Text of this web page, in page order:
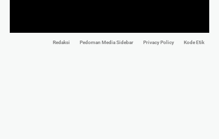
Redaksi Pedoman Media Sidebar Privacy Policy Kode Etik